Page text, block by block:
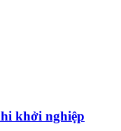
khởi nghiệp